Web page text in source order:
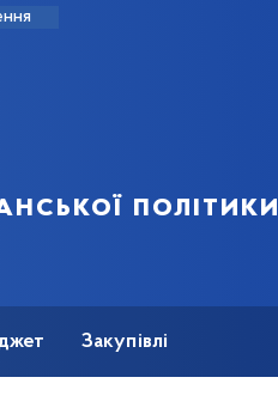
політики
Закупівлі